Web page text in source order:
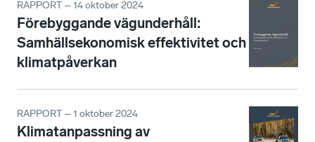
RAPPORT – 14 oktober 2024
Förebyggande vägunderhåll:
Samhällsekonomisk effektivitet och
klimatpåverkan
RAPPORT – 1 oktober 2024
Klimatanpassning av